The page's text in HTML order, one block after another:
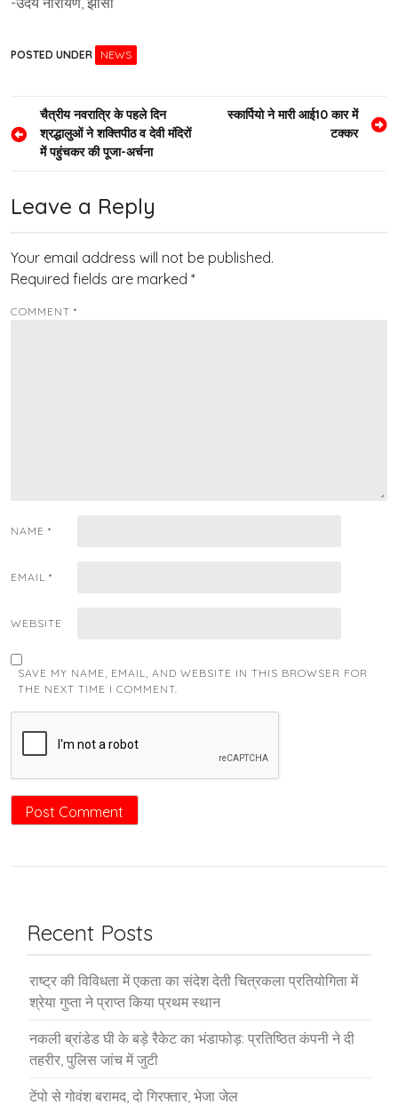
POSTED UNDER NEWS
Post
navigation
चैत्रीय नवरात्रि के पहले दिन
श्रद्धालुओं ने शक्तिपीठ व देवी मंदिरों
में पहुंचकर की पूजा-अर्चना
स्कार्पियो ने मारी आई10 कार में
टक्कर
Leave a Reply
Your email address will not be published.
Required fields are marked *
COMMENT *
NAME *
EMAIL *
WEBSITE
SAVE MY NAME, EMAIL, AND WEBSITE IN THIS BROWSER FOR
THE NEXT TIME I COMMENT.
Recent Posts
राष्ट्र की विविधता में एकता का संदेश देती चित्रकला प्रतियोगिता में
श्रेया गुप्ता ने प्राप्त किया प्रथम स्थान
नकली ब्रांडेड घी के बड़े रैकेट का भंडाफोड़: प्रतिष्ठित कंपनी ने दी
तहरीर, पुलिस जांच में जुटी
टेंपो से गोवंश बरामद, दो गिरफ्तार, भेजा जेल